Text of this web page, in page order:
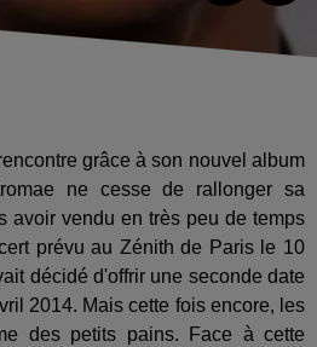
grâce à son nouvel album
ne cesse de rallonger sa
avoir vendu en très peu de temps
prévu au Zénith de Paris le 10
décidé d'offrir une seconde date
2014. Mais cette fois encore, les
des petits pains. Face à cette